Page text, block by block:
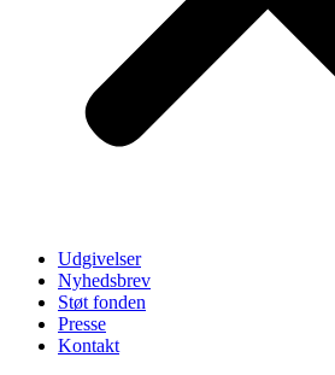
Udgivelser
Nyhedsbrev
Støt fonden
Presse
Kontakt